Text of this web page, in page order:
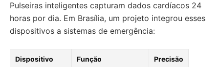
Pulseiras inteligentes capturam dados cardíacos 24
horas por dia. Em Brasília, um projeto integrou esses
dispositivos a sistemas de emergência:
Dispositivo Função Precisão